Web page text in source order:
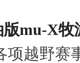
mu-X牧
越野赛